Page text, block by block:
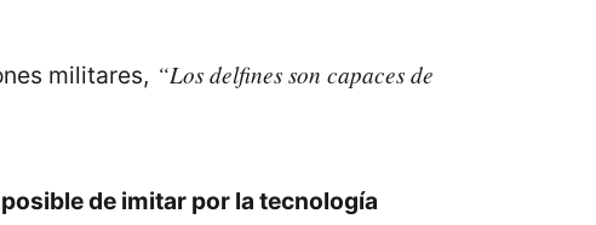
militares, “Los delfines son capaces de
de imitar por la tecnología